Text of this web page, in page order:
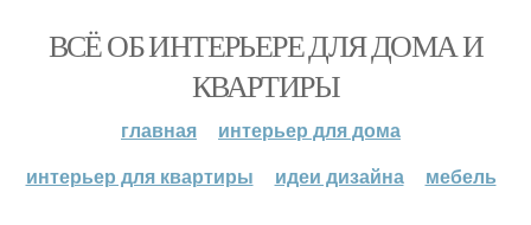
ВСЁ ОБ ИНТЕРЬЕРЕ ДЛЯ ДОМА И
КВАРТИРЫ
главная
интерьер для дома
интерьер для квартиры
идеи дизайна мебель